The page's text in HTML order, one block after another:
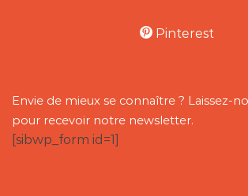
Pinterest
Envie de mieux se connaître ? Laissez-
pour recevoir notre newsletter.
[sibwp_form id=1]